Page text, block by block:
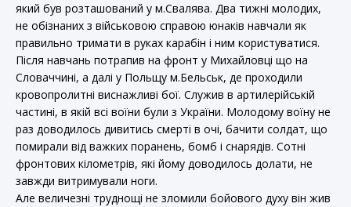
який був розташований у м.Свалява. Два тижні молодих,
не обізнаних з військовою справою юнаків навчали як
правильно тримати в руках карабін і ним користуватися.
Після навчань потрапив на фронт у Михайловці що на
Словаччині, а далі у Польщу м.Бельськ, де проходили
кровопролитні виснажливі бої. Служив в артилерійській
частині, в якій всі воїни були з України. Молодому воїну не
раз доводилось дивитись смерті в очі, бачити солдат, що
помирали від важких поранень, бомб і снарядів. Сотні
фронтових кілометрів, які йому доводилось долати, не
завжди витримували ноги.
Але величезні труднощі не зломили бойового духу він жив